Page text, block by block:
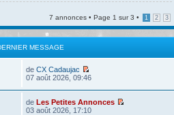
7 annonces • Page 1 sur3 • 1 2 3
MESSAGE
de CX Cadaujac
07 août 2026, 09:46
de Les Petites Annonces
03 août 2026, 17:10